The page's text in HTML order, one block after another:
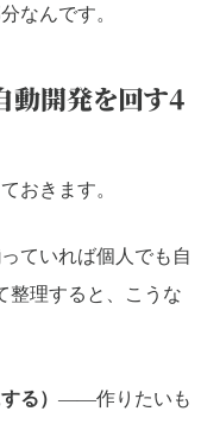
なんです。
動開発を回す4
おきます。
ていれば個人でも自
整理すると、こうな
る） ——作りたいも